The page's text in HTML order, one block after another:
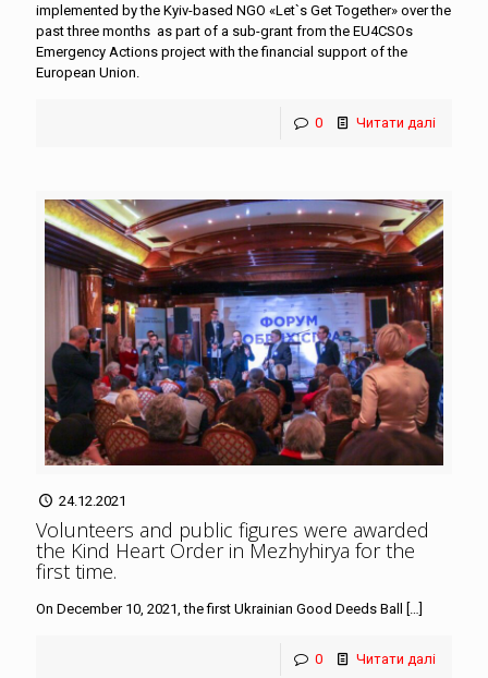
implemented by the Kyiv-based NGO «Let`s Get Together» over the
past three months as part of a sub-grant from the EU4CSOs
Emergency Actions project with the financial support of the
European Union.
0 Читати далі
24.12.2021
Volunteers and public figures were awarded
the Kind Heart Order in Mezhyhirya for the
first time.
On December 10, 2021, the first Ukrainian Good Deeds Ball […]
0 Читати далі